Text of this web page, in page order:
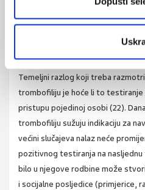
Današnja
trombofiliju
Temeljni razlog koji treba
trombofiliju je hoće li to
pristupu pojedinoj osobi (22).
trombofiliju sužuju indikaciju za
većini slučajeva nalaz neće
pozitivnog testiranja na
bilo u njegove rodbine može
i socijalne posljedice (primjerice,